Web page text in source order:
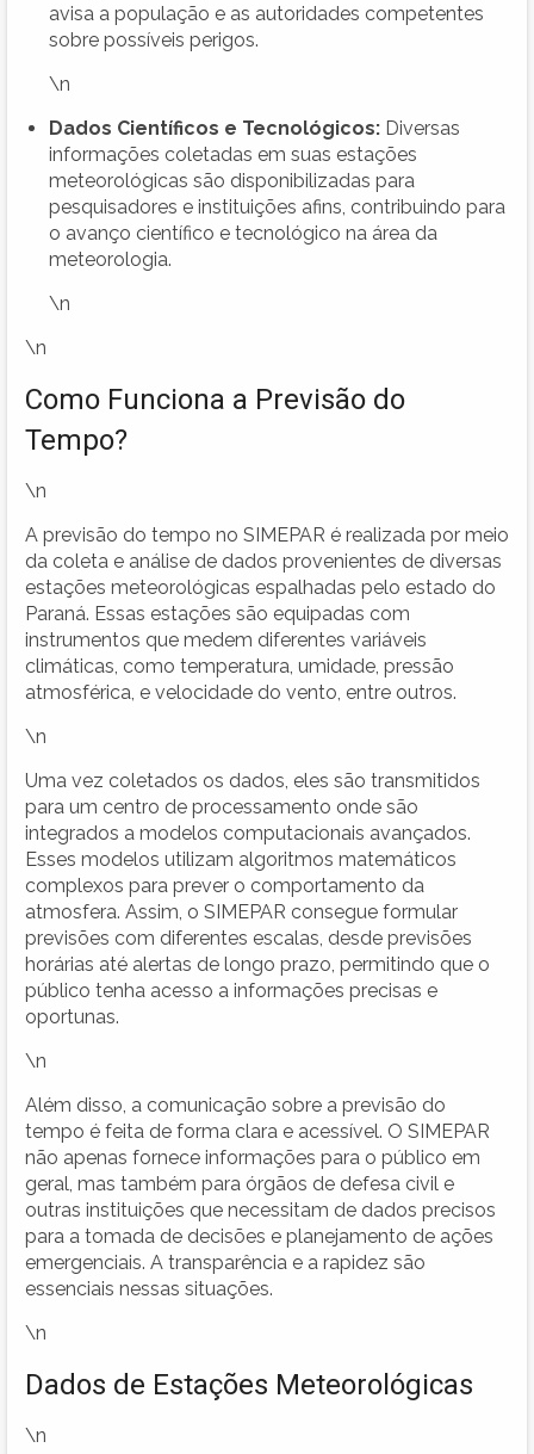
avisa a população e as autoridades competentes
sobre possíveis perigos.
\n
Dados Científicos e Tecnológicos: Diversas
informações coletadas em suas estações
meteorológicas são disponibilizadas para
pesquisadores e instituições afins, contribuindo para
o avanço científico e tecnológico na área da
meteorologia.
\n
\n
Como Funciona a Previsão do
Tempo?
\n
A previsão do tempo no SIMEPAR é realizada por meio
da coleta e análise de dados provenientes de diversas
estações meteorológicas espalhadas pelo estado do
Paraná. Essas estações são equipadas com
instrumentos que medem diferentes variáveis
climáticas, como temperatura, umidade, pressão
atmosférica, e velocidade do vento, entre outros.
\n
Uma vez coletados os dados, eles são transmitidos
para um centro de processamento onde são
integrados a modelos computacionais avançados.
Esses modelos utilizam algoritmos matemáticos
complexos para prever o comportamento da
atmosfera. Assim, o SIMEPAR consegue formular
previsões com diferentes escalas, desde previsões
horárias até alertas de longo prazo, permitindo que o
público tenha acesso a informações precisas e
oportunas.
\n
Além disso, a comunicação sobre a previsão do
tempo é feita de forma clara e acessível. O SIMEPAR
não apenas fornece informações para o público em
geral, mas também para órgãos de defesa civil e
outras instituições que necessitam de dados precisos
para a tomada de decisões e planejamento de ações
emergenciais. A transparência e a rapidez são
essenciais nessas situações.
\n
Dados de Estações Meteorológicas
\n